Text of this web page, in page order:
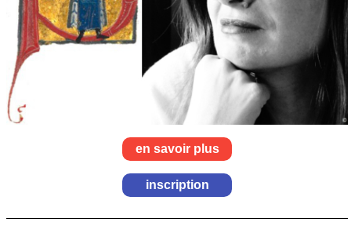
en savoir plus
inscription